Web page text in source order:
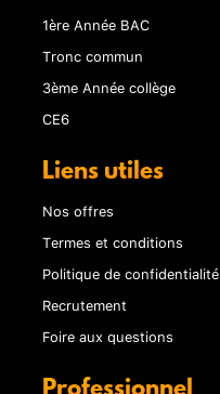
1ère Année BAC
Tronc commun
3ème Année collège
CE6
Liens utiles
Nos offres
Termes et conditions
Politique de confidentialité
Recrutement
Foire aux questions